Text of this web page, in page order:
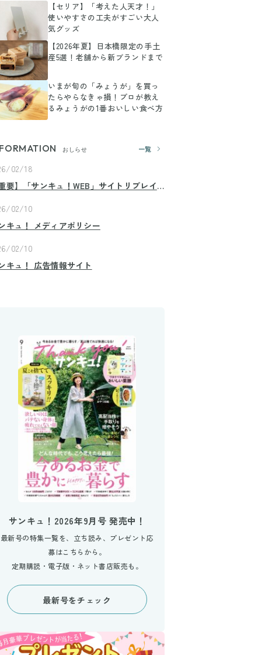
【セリア】「考えた人天才！」
使いやすさの工夫がすごい大人
気グッズ
【2026年夏】日本橋限定の手土
産5選！老舗から新ブランドまで
いまが旬の「みょうが」を買っ
たらやらなきゃ損！プロが教え
るみょうがの1番おいしい食べ方
おしらせ 一覧
02/18
重要】「サンキュ！WEB」サイトリプレイ
02/10
キュ！ メディアポリシー
02/10
キュ！ 広告情報サイト
サンキュ！2026年9月号 発売中！
最新号の特集一覧を、立ち読み、プレゼント応
募はこちらから。
定期購読・電子版・ネット書店販売も。
最新号をチェック